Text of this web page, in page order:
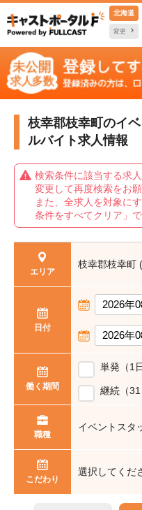
北海道
変更
枝幸郡枝幸町のイ
ルバイト求人情報
検索条件に該当する求
変更して再度検索をお願
また、全求人を対象に
条件をすべてクリア」
エリア
枝幸郡枝幸
日付
働く期間
単発（1
継続（31
職種
イベントス
こだわり
選択してくだ